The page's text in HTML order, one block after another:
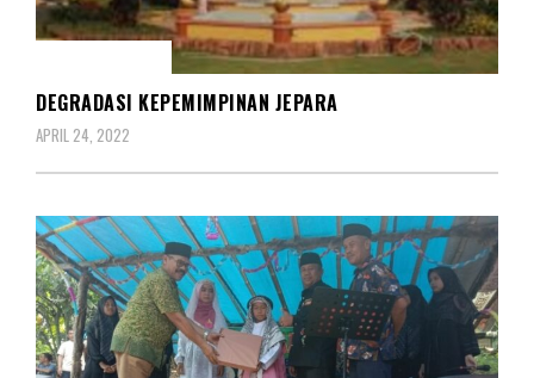
DEGRADASI KEPEMIMPINAN JEPARA
APRIL 24, 2022